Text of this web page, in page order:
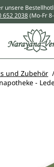
unsere
652 2038 (Mo-Fr
und Zubehör
-